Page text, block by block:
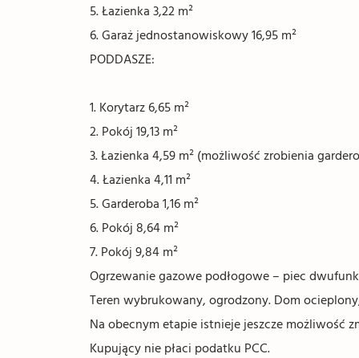
5. Łazienka 3,22 m²
6. Garaż jednostanowiskowy 16,95 m²
PODDASZE:
1. Korytarz 6,65 m²
2. Pokój 19,13 m²
3. Łazienka 4,59 m² (możliwość zrobienia
4. Łazienka 4,11 m²
5. Garderoba 1,16 m²
6. Pokój 8,64 m²
7. Pokój 9,84 m²
Ogrzewanie gazowe podłogowe – piec
Teren wybrukowany, ogrodzony. Dom
Na obecnym etapie istnieje jeszcze możliwość
Kupujący nie płaci podatku PCC.